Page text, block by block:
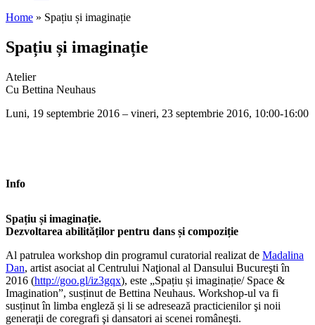
Home » Spațiu și imaginație
Spațiu și imaginație
Atelier
Cu Bettina Neuhaus
Luni, 19 septembrie 2016 – vineri, 23 septembrie 2016, 10:00-16:00
Info
Spațiu și imaginație.
Dezvoltarea abilităților pentru dans și compoziție
Al patrulea workshop din programul curatorial realizat de Madalina
Dan, artist asociat al Centrului Naţional al Dansului Bucureşti în
2016 (http://goo.gl/iz3gqx), este „Spațiu și imaginație/ Space &
Imagination”, susținut de Bettina Neuhaus. Workshop-ul va fi
susținut în limba engleză și li se adresează practicienilor şi noii
generaţii de coregrafi şi dansatori ai scenei româneşti.